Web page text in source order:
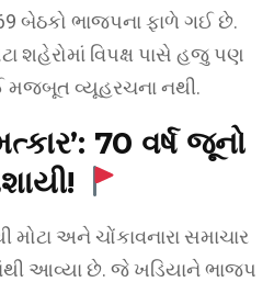
69 બેઠકો ભાજપના ફાળે ગઈ છે.
શહેરોમાં વિપક્ષ પાસે હજુ પણ
મજબૂત વ્યૂહરચના નથી.
70 વર્ષ જૂનો
અને ચોંકાવનારા સમાચાર
આવ્યા છે. જે ખડિયાને ભાજપ